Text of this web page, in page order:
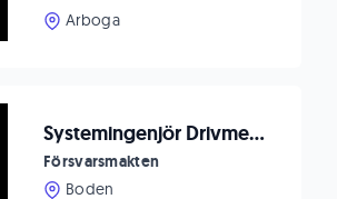
Arboga
Systemingenjör Drivmedelsmateriel till Försvarsmaktens logistik
Försvarsmakten
Boden